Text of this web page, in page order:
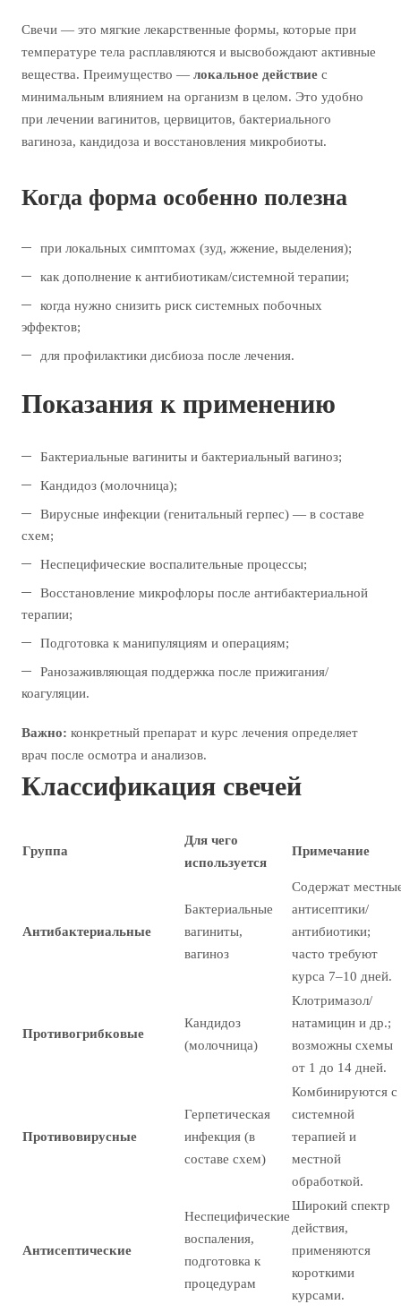
Свечи — это мягкие лекарственные формы, которые при
температуре тела расплавляются и высвобождают активные
вещества. Преимущество — локальное действие с
минимальным влиянием на организм в целом. Это удобно
при лечении вагинитов, цервицитов, бактериального
вагиноза, кандидоза и восстановления микробиоты.
Когда форма особенно полезна
при локальных симптомах (зуд, жжение, выделения);
как дополнение к антибиотикам/системной терапии;
когда нужно снизить риск системных побочных
эффектов;
для профилактики дисбиоза после лечения.
Показания к применению
Бактериальные вагиниты и бактериальный вагиноз;
Кандидоз (молочница);
Вирусные инфекции (генитальный герпес) — в составе
схем;
Неспецифические воспалительные процессы;
Восстановление микрофлоры после антибактериальной
терапии;
Подготовка к манипуляциям и операциям;
Ранозаживляющая поддержка после прижигания/
коагуляции.
Важно: конкретный препарат и курс лечения определяет
врач после осмотра и анализов.
Классификация свечей
Группа
Для чего
используется
Примечание
Антибактериальные
Бактериальные
вагиниты,
вагиноз
Содержат
антисептики/
антибиотики;
часто требуют
курса 7–10 дней.
Противогрибковые
Кандидоз
(молочница)
Клотримазол/
натамицин и др.;
возможны схемы
от 1 до 14 дней.
Противовирусные
Герпетическая
инфекция (в
составе схем)
Комбинируются с
системной
терапией и
местной
обработкой.
Антисептические
Неспецифические
воспаления,
подготовка к
процедурам
Широкий спектр
действия,
применяются
короткими
курсами.